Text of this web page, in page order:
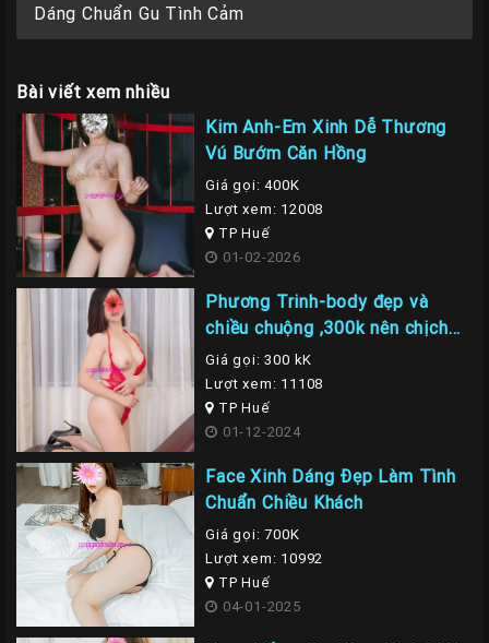
Dáng Chuẩn Gu Tình Cảm
Bài viết xem nhiều
Kim Anh-Em Xinh Dễ Thương
Vú Bướm Căn Hồng
Giá gọi: 400K
Lượt xem: 12008
TP Huế
01-02-2026
Phương Trinh-body đẹp và
chiều chuộng ,300k nên chịch
em là nhất
Giá gọi: 300 kK
Lượt xem: 11108
TP Huế
01-12-2024
Face Xinh Dáng Đẹp Làm Tình
Chuẩn Chiều Khách
Giá gọi: 700K
Lượt xem: 10992
TP Huế
04-01-2025